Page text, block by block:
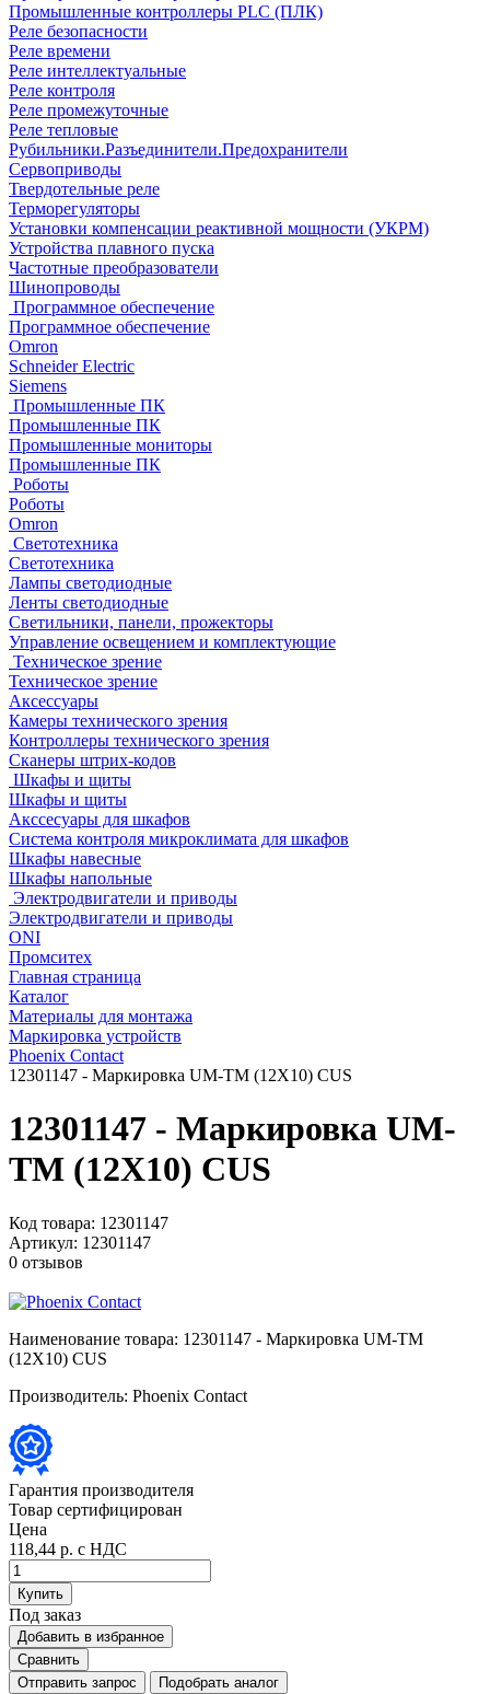
Промышленные контроллеры PLC (ПЛК)
Реле безопасности
Реле времени
Реле интеллектуальные
Реле контроля
Реле промежуточные
Реле тепловые
Рубильники.Разъединители.Предохранители
Сервоприводы
Твердотельные реле
Терморегуляторы
Установки компенсации реактивной мощности (УКРМ)
Устройства плавного пуска
Частотные преобразователи
Шинопроводы
Программное обеспечение
Программное обеспечение
Omron
Schneider Electric
Siemens
Промышленные ПК
Промышленные ПК
Промышленные мониторы
Промышленные ПК
Роботы
Роботы
Omron
Светотехника
Светотехника
Лампы светодиодные
Ленты светодиодные
Светильники, панели, прожекторы
Управление освещением и комплектующие
Техническое зрение
Техническое зрение
Аксессуары
Камеры технического зрения
Контроллеры технического зрения
Сканеры штрих-кодов
Шкафы и щиты
Шкафы и щиты
Акссесуары для шкафов
Система контроля микроклимата для шкафов
Шкафы навесные
Шкафы напольные
Электродвигатели и приводы
Электродвигатели и приводы
ONI
Промситех
Главная страница
Каталог
Материалы для монтажа
Маркировка устройств
Phoenix Contact
12301147 - Маркировка UM-TM (12X10) CUS
12301147 - Маркировка UM-
TM (12X10) CUS
Код товара: 12301147
Артикул: 12301147
0 отзывов
Наименование товара: 12301147 - Маркировка UM-TM
(12X10) CUS
Производитель: Phoenix Contact
Гарантия производителя
Товар сертифицирован
Цена
118,44 р. с НДС
Купить
Под заказ
Добавить в избранное
Сравнить
Отправить запрос
Подобрать аналог